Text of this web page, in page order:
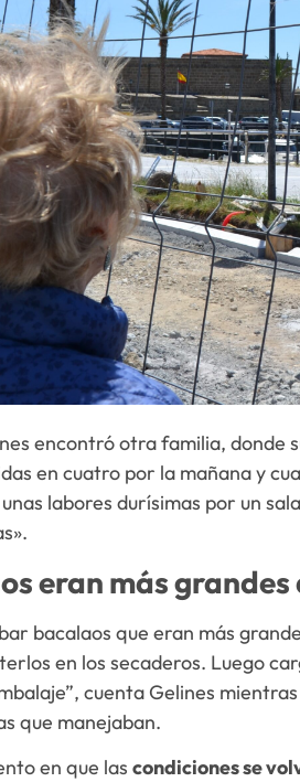
encontró otra familia, donde
en cuatro por la mañana y
labores durísimas por un
eran más grandes
bacalaos que eran más
en los secaderos. Luego
cuenta Gelines
que manejaban.
en que lascondiciones se